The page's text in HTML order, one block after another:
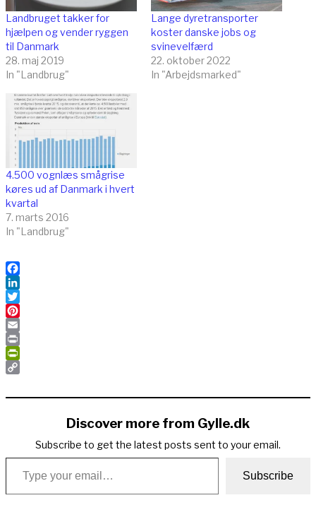
Landbruget takker for
hjælpen og vender ryggen
til Danmark
28. maj 2019
In "Landbrug"
Lange dyretransporter
koster danske jobs og
svinevelfærd
22. oktober 2022
In "Arbejdsmarked"
4.500 vognlæs smågrise
køres ud af Danmark i hvert
kvartal
7. marts 2016
In "Landbrug"
Facebook
LinkedIn
Twitter
Pinterest
Email
Print
PrintFriendly
Link
Discover more from Gylle.dk
Subscribe to get the latest posts sent to your email.
Type your email…
Subscribe